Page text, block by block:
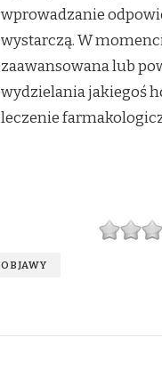
wprowadzanie
wystarczą. W
zaawansowana lub
wydzielania jakiegoś
leczenie